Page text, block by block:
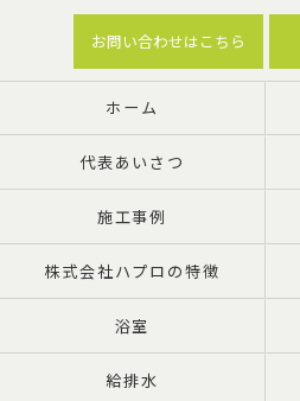
お問い合わせはこちら
ホーム
代表あいさつ
施工事例
株式会社ハプロの特徴
浴室
給排水